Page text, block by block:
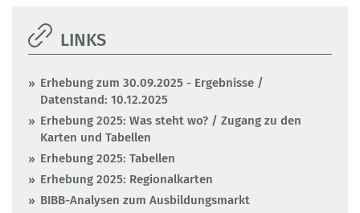
LINKS
Erhebung zum 30.09.2025 - Ergebnisse /
Datenstand: 10.12.2025
Erhebung 2025: Was steht wo? / Zugang zu den
Karten und Tabellen
Erhebung 2025: Tabellen
Erhebung 2025: Regionalkarten
BIBB-Analysen zum Ausbildungsmarkt